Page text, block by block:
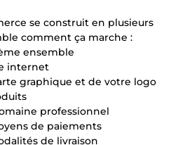
se construit en plusieurs
comment ça marche :
ensemble
internet
graphique et de votre logo
professionnel
de paiements
de livraison